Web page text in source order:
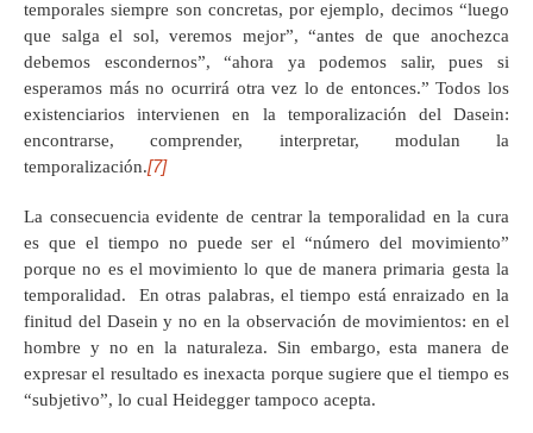
temporales siempre son concretas, por ejemplo, decimos “luego
que salga el sol, veremos mejor”, “antes de que anochezca
debemos escondernos”, “ahora ya podemos salir, pues si
esperamos más no ocurrirá otra vez lo de entonces.” Todos los
existenciarios intervienen en la temporalización del Dasein:
encontrarse, comprender, interpretar, modulan la
temporalización.[7]
La consecuencia evidente de centrar la temporalidad en la cura
es que el tiempo no puede ser el “número del movimiento”
porque no es el movimiento lo que de manera primaria gesta la
temporalidad. En otras palabras, el tiempo está enraizado en la
finitud del Dasein y no en la observación de movimientos: en el
hombre y no en la naturaleza. Sin embargo, esta manera de
expresar el resultado es inexacta porque sugiere que el tiempo es
“subjetivo”, lo cual Heidegger tampoco acepta.